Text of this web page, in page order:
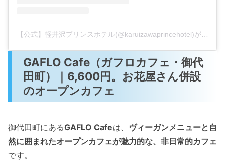
GAFLO Cafe（ガフロカフェ・御代
田町）｜6,600円。お花屋さん併設
のオープンカフェ
御代田町にあるGAFLO Cafeは、 ヴィーガンメニューと自
然に囲まれたオープンカフェが魅力的な、非日常的カフェ
です。